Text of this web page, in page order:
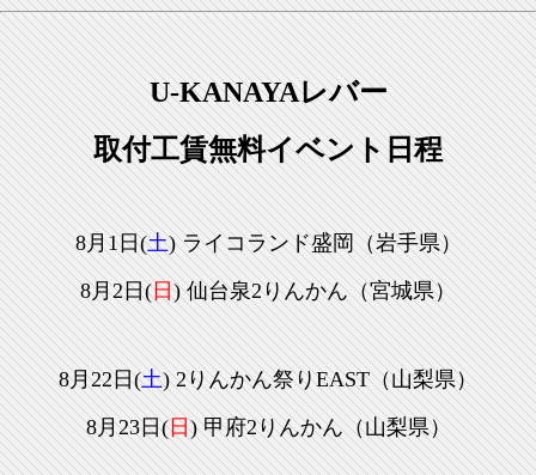
U-KANAYAレバー
取付工賃無料イベント日程
8月1日(土) ライコランド盛岡（岩手県）
8月2日(日)仙台泉2りんかん（宮城県）
8月22日(土) 2りんかん祭りEAST（山梨県）
8月23日(日)甲府2りんかん（山梨県）